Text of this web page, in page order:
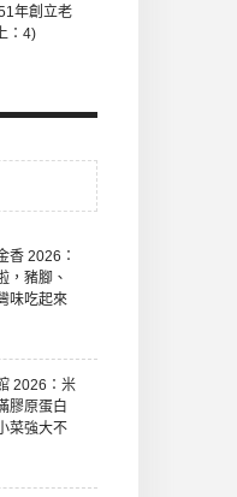
年創立老
：4)
香 2026：
，豬腳、
味吃起來
2026：米
膠原蛋白
菜強大不